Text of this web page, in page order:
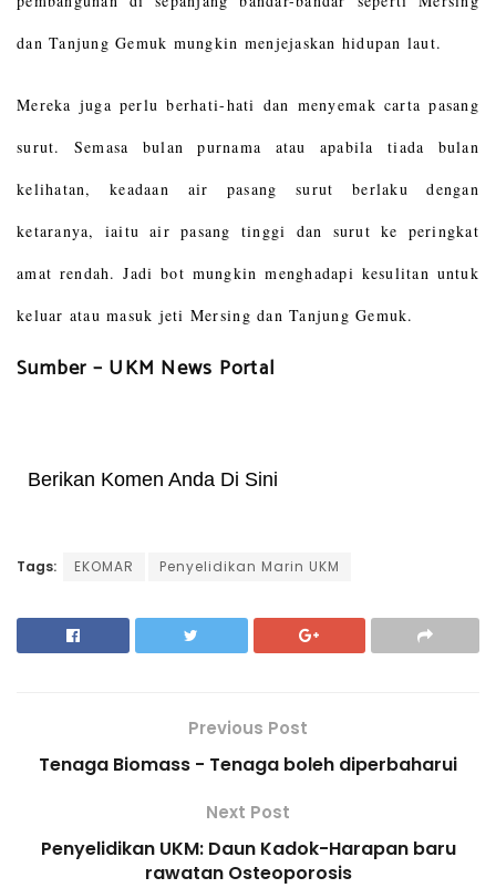
dan Tanjung Gemuk mungkin menjejaskan hidupan laut.
Mereka juga perlu berhati-hati dan menyemak carta pasang
surut. Semasa bulan purnama atau apabila tiada bulan
kelihatan, keadaan air pasang surut berlaku dengan
ketaranya, iaitu air pasang tinggi dan surut ke peringkat
amat rendah. Jadi bot mungkin menghadapi kesulitan untuk
keluar atau masuk jeti Mersing dan Tanjung Gemuk.
Sumber – UKM News Portal
Berikan Komen Anda Di Sini
Tags: EKOMAR Penyelidikan Marin UKM
Previous Post
Tenaga Biomass - Tenaga boleh diperbaharui
Next Post
Penyelidikan UKM: Daun Kadok-Harapan baru
rawatan Osteoporosis